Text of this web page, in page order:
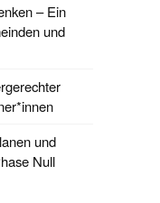
– Ein
und
und
Null